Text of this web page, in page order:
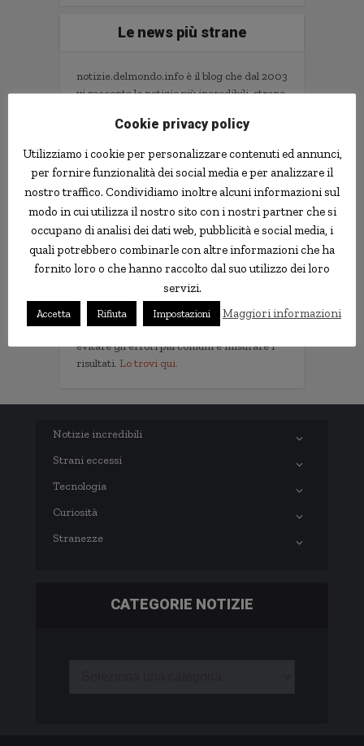
Le news più strane
notizie.delmondo.info è il blog che dal 2003
vi racconta le notizie più incredibili, strane,
ladri imbranati, prodotti assurdi, ricerche
Informativa Privacy
Contatti
Implementare l'AI nella tua impresa senza
metodo e gli strumenti.
Non servono competenze tecniche. Serve
un metodo per scegliere i progetti giusti,
evitare gli errori più comuni e misurare i
risultati. Lo trovi qui.
Notizie incredibili
Strani eccessi
Tecnologia
Curiosità
Stranezze
CATEGORIE NOTIZIE
Cookie privacy policy
Utilizziamo i cookie per personalizzare contenuti ed annunci,
per fornire funzionalità dei social media e per analizzare il
nostro traffico. Condividiamo inoltre alcuni informazioni sul
modo in cui utilizza il nostro sito con i nostri partner che si
occupano di analisi dei dati web, pubblicità e social media, i
quali potrebbero combinarle con altre informazioni che ha
fornito loro o che hanno raccolto dal suo utilizzo dei loro
servizi.
Accetta Rifiuta Impostazioni Maggiori informazioni